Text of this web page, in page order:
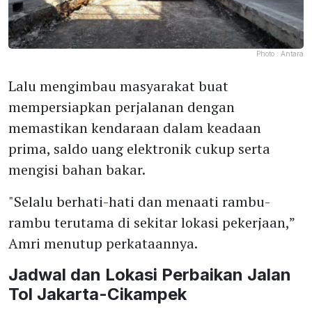
Photo : Antara
Lalu mengimbau masyarakat buat
mempersiapkan perjalanan dengan
memastikan kendaraan dalam keadaan
prima, saldo uang elektronik cukup serta
mengisi bahan bakar.
"Selalu berhati-hati dan menaati rambu-
rambu terutama di sekitar lokasi pekerjaan,”
Amri menutup perkataannya.
Jadwal dan Lokasi Perbaikan Jalan
Tol Jakarta-Cikampek